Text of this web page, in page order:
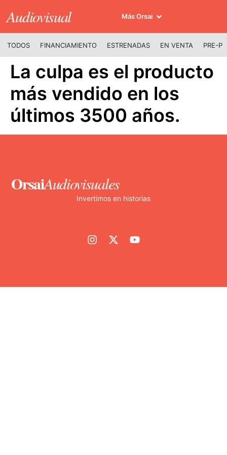
Audiovisual Más Orsai
TODOS FINANCIAMIENTO ESTRENADAS EN VENTA PRE-
La culpa es el producto
más vendido en los
últimos 3500 años.
OrsaiAudiovisuales
Invertimos en historias